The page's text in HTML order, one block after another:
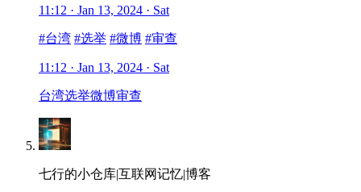
11:12 · Jan 13, 2024 · Sat
#台湾 #选举 #微博 #审查
11:12 · Jan 13, 2024 · Sat
台湾选举微博审查
七行的小仓库|互联网记忆|博客